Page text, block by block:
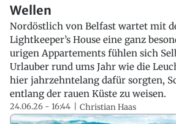
Wellen
Nordöstlich von Belfast wartet mit
Lightkeeper’s House eine ganz
urigen Appartements fühlen sich
Urlauber rund ums Jahr wie die
hier jahrzehntelang dafür sorgten,
entlang der rauen Küste zu weisen.
24.06.26 - 16:44 Christian Haas